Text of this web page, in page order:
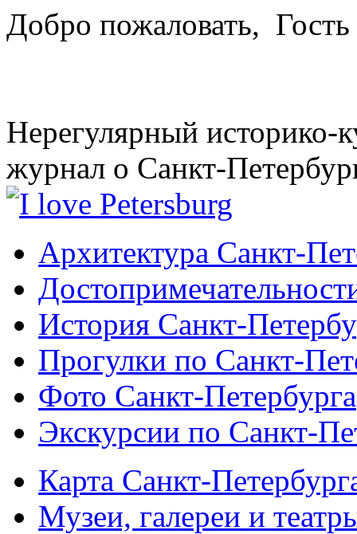
Добро пожаловать, Гость
Нерегулярный историко-
журнал о Санкт-
Архитектура Санкт-
История Санкт-
Прогулки по Санкт-
Фото Санкт-Петербурга
Экскурсии по Санкт-
Карта Санкт-
Музеи, галереи и